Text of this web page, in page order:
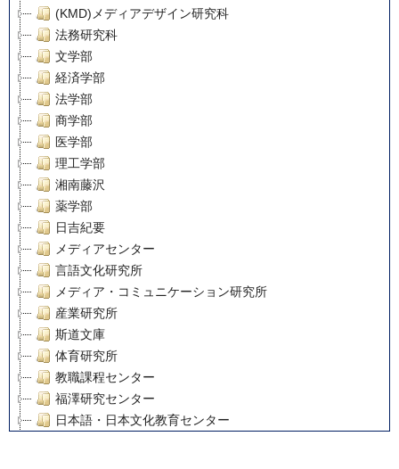
(KMD)メディアデザイン研究科
法務研究科
文学部
経済学部
法学部
商学部
医学部
理工学部
湘南藤沢
薬学部
日吉紀要
メディアセンター
言語文化研究所
メディア・コミュニケーション研究所
産業研究所
斯道文庫
体育研究所
教職課程センター
福澤研究センター
日本語・日本文化教育センター